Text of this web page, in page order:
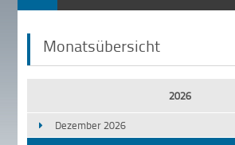
Monatsübersicht
2026
Dezember 2026